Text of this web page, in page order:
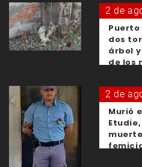
2 de
dos
árbol
de los
2 de
Murió